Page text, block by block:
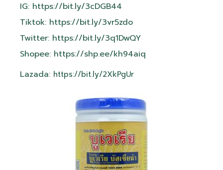
IG: https://bit.ly/3cDGB44
Tiktok: https://bit.ly/3vr5zdo
Twitter: https://bit.ly/3q1DwQY
Shopee: https://shp.ee/kh94aiq
Lazada: https://bit.ly/2XkPgUr